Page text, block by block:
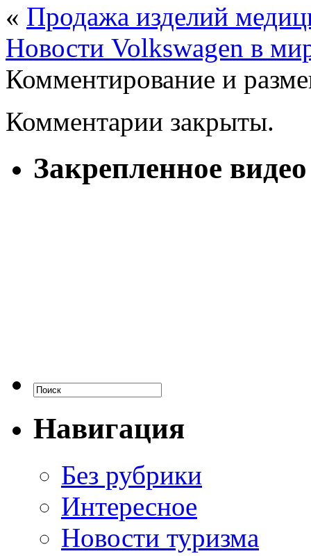
« Продажа изделий
Новости Volkswagen в
Комментирование и
Комментарии закрыты.
Закрепленное видео
Навигация
Без рубрики
Интересное
Новости туризма